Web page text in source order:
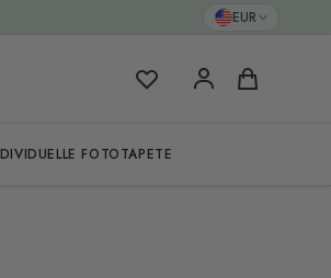
EUR
Meine FavoritenWarenkorb
FOTOTAPETE